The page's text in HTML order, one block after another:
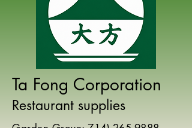
Ta Fong Corporation
Restaurant supplies